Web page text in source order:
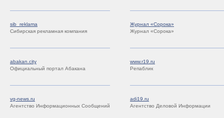
sib_reklama
Сибирская рекламная компания
Журнал «Сорока»
Журнал «Сорока»
abakan.city
Официальный портал Абакана
www.r19.ru
Репаблик
vg-news.ru
Агентство Информационных Сообщений
adi19.ru
Агентство Деловой Информации